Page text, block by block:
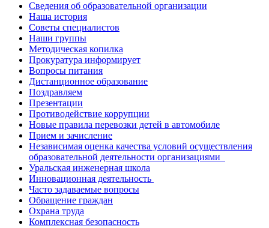
Сведения об образовательной организации
Наша история
Советы специалистов
Наши группы
Методическая копилка
Прокуратура информирует
Вопросы питания
Дистанционное образование
Поздравляем
Презентации
Противодействие коррупции
Новые правила перевозки детей в автомобиле
Прием и зачисление
Независимая оценка качества условий осуществления
образовательной деятельности организациями
Уральская инженерная школа
Инновационная деятельность
Часто задаваемые вопросы
Обращение граждан
Охрана труда
Комплексная безопасность